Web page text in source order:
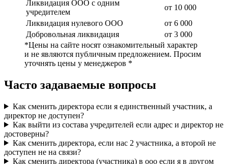
Ликвидация ООО с одним
учредителем
от 10 000
Ликвидация нулевого ООО
от 6 000
Добровольная ликвидация
от 3 000
*Цены на сайте носят ознакомительный характер
и не являются публичным предложением. Просим
уточнять цены у менеджеров *
Часто задаваемые вопросы
Как сменить директора если я единственный участник, а
директор не доступен?
Как выйти из состава учредителей если адрес и директор не
достоверны?
Как сменить директора, если нас 2 участника, а второй не
доступен не на связи?
Как сменить директора (участника) в ооо если я в другом